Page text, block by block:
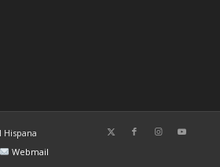
Webmail